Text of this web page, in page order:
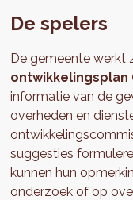
De spelers
De gemeente werkt
ontwikkelingsplan
informatie van de
overheden en
suggesties
kunnen hun
onderzoek of op